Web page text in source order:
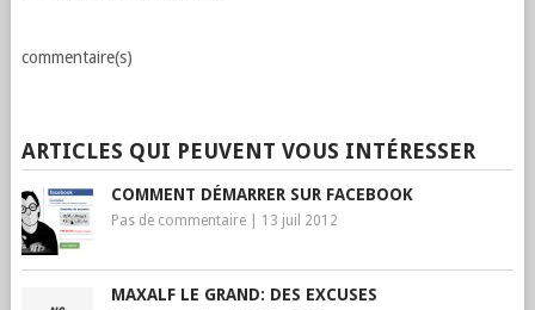
commentaire(s)
ARTICLES QUI PEUVENT VOUS INTÉRESSER
COMMENT DÉMARRER SUR FACEBOOK
Pas de commentaire| 13 juil 2012
MAXALF LE GRAND: DES EXCUSES